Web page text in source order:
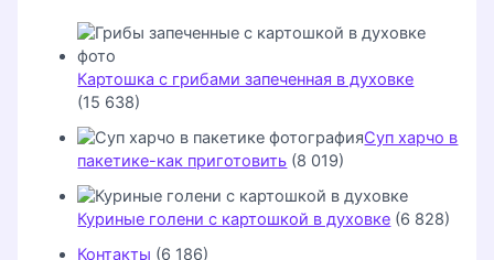
Картошка с грибами запеченная в духовке
(15 638)
Суп харчо в
пакетике-как приготовить (8 019)
Куриные голени с картошкой в духовке (6 828)
Контакты (6 186)